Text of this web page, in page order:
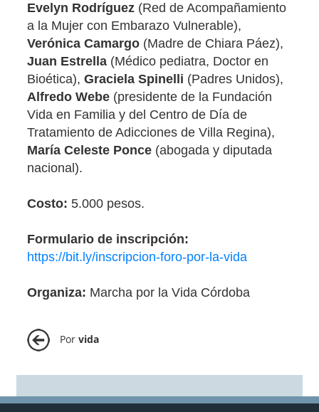
Evelyn Rodríguez (Red de Acompañamiento
a la Mujer con Embarazo Vulnerable),
Verónica Camargo (Madre de Chiara Páez),
Juan Estrella (Médico pediatra, Doctor en
Bioética),Graciela Spinelli (Padres Unidos),
Alfredo Webe (presidente de la Fundación
Vida en Familia y del Centro de Día de
Tratamiento de Adicciones de Villa Regina),
María Celeste Ponce (abogada y diputada
nacional).
Costo: 5.000 pesos.
Formulario de inscripción:
https://bit.ly/inscripcion-foro-por-la-vida
Organiza: Marcha por la Vida Córdoba
Porvida